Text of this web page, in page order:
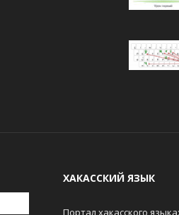
ХАКАССКИЙ ЯЗЫК
Портал хакасского